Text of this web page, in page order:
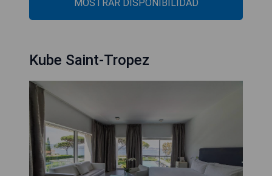
MOSTRAR DISPONIBILIDAD
Kube Saint-Tropez